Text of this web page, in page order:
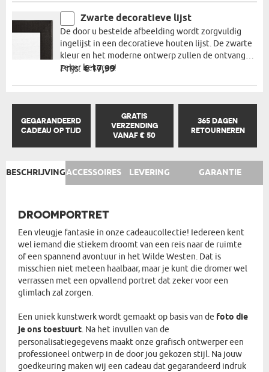
Zwarte decoratieve lijst
De door u bestelde afbeelding wordt zorgvuldig
ingelijst in een decoratieve houten lijst. De zwarte
kleur en het moderne ontwerp zullen de ontvanger
zeker bekoren!
Prijs:€ 17,99
GEGARANDEERD
CADEAU OP TIJD
GRATIS
VERZENDING
VANAF € 50
365 DAGEN
RETOURNEREN
BESCHRIJVINGACCESSOIRES LEVERING GARANTIE
DROOMPORTRET
Een vleugje fantasie in onze cadeaucollectie! Iedereen kent
wel iemand die stiekem droomt van een reis naar de ruimte
of een spannend avontuur in het Wilde Westen. Dat is
misschien niet meteen haalbaar, maar je kunt die dromer wel
verrassen met een opvallend portret dat zeker voor een
glimlach zal zorgen.
Een uniek kunstwerk wordt gemaakt op basis van de foto die
je ons toestuurt. Na het invullen van de
personalisatiegegevens maakt onze grafisch ontwerper een
professioneel ontwerp in de door jou gekozen stijl. Na jouw
goedkeuring maken wij een cadeau dat gegarandeerd indruk